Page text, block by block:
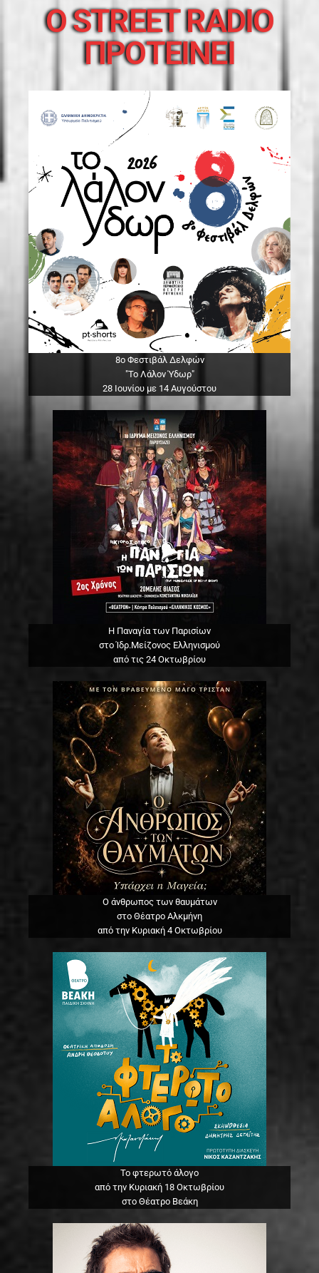
O STREET RADIO
ΠΡΟΤΕΙΝΕΙ
8ο Φεστιβάλ Δελφών
"Το Λάλον Ύδωρ"
28 Ιουνίου με 14 Αυγούστου
Η Παναγία των Παρισίων
στο Ίδρ.Μείζονος Ελληνισμού
από τις 24 Οκτωβρίου
Ο άνθρωπος των θαυμάτων
στο Θέατρο Αλκμήνη
από την Κυριακή 4 Οκτωβρίου
Το φτερωτό άλογο
από την Κυριακή 18 Οκτωβρίου
στο Θέατρο Βεάκη